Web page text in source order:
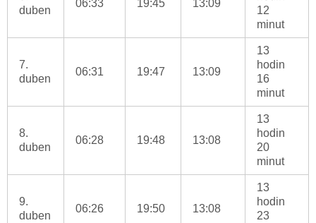
duben
06:33 19:45 13:09
12
minut
7.
duben
06:31 19:47 13:09
13
hodin
16
minut
8.
duben
06:28 19:48 13:08
13
hodin
20
minut
9.
duben
06:26 19:50 13:08
13
hodin
23